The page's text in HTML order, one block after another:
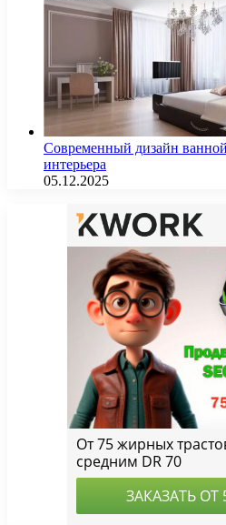
Современный дизайн
интерьера
05.12.2025